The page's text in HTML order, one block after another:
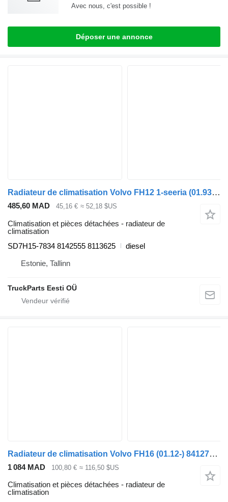
Avec nous, c'est possible !
Déposer une annonce
Radiateur de climatisation Volvo FH12 1-seeria (01.93-12.02) SD7H15-7834 pour tracteur routier Volvo FH12, FH16, NH12, FH, VNL780 (1993-2014)
485,60 MAD 45,16 € ≈ 52,18 $US
Climatisation et pièces détachées - radiateur de
climatisation
SD7H15-7834 8142555 8113625
diesel
Estonie, Tallinn
TruckParts Eesti OÜ
Radiateur de climatisation Volvo FH16 (01.12-) 84127365 pour tracteur routier Volvo FH12, FH16, NH12, FH, VNL780 (1993-2014)
1 084 MAD 100,80 € ≈ 116,50 $US
Climatisation et pièces détachées - radiateur de
climatisation